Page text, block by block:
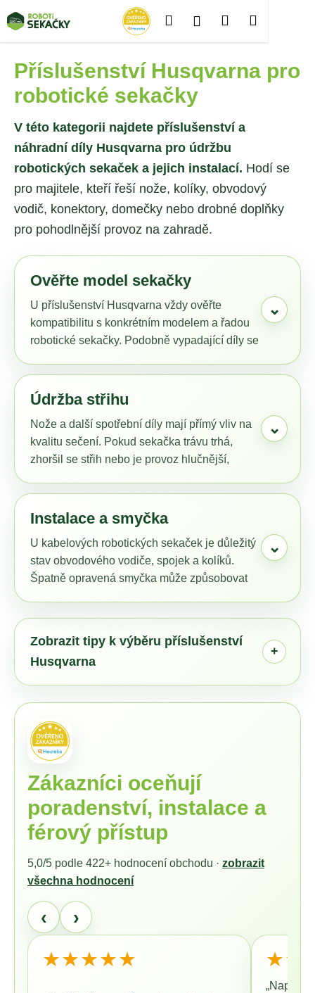
na
Hledat Přihlášení
Nákupní
košík
Husqvarna
Příslušenství Husqvarna pro
robotické sekačky
V této kategorii najdete příslušenství a
náhradní díly Husqvarna pro údržbu
robotických sekaček a jejich instalací. Hodí se
pro majitele, kteří řeší nože, kolíky, obvodový
vodič, konektory, domečky nebo drobné doplňky
pro pohodlnější provoz na zahradě.
Ověřte model sekačky
U příslušenství Husqvarna vždy ověřte
kompatibilitu s konkrétním modelem a řadou
robotické sekačky. Podobně vypadající díly se
⌄
Údržba střihu
Nože a další spotřební díly mají přímý vliv na
kvalitu sečení. Pokud sekačka trávu trhá,
zhoršil se střih nebo je provoz hlučnější,
⌄
Instalace a smyčka
U kabelových robotických sekaček je důležitý
stav obvodového vodiče, spojek a kolíků.
Špatně opravená smyčka může způsobovat
⌄
Zobrazit tipy k výběru příslušenství
Husqvarna
Zákazníci oceňují
poradenství, instalace a
férový přístup
5,0/5 podle 422+ hodnocení obchodu · zobrazit
všechna hodnocení
‹ ›
★★★★★
o
š
C
o
o
t
ř
e
b
u
j
e
j
t
HLEDAT
o
u
č
e
e
MAMMOTION
AWD
3000X
DÁRKY
7689,-
ZDARMA
990
Kč